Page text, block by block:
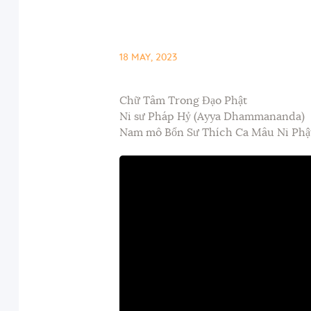
18 MAY, 2023
Chữ Tâm Trong Đạo Phật
Ni sư Pháp Hỷ (Ayya Dhammananda)
Nam mô Bổn Sư Thích Ca Mâu Ni